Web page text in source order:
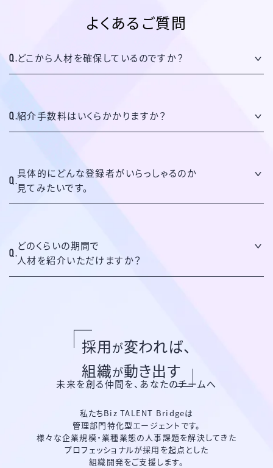
よくあるご質問
どこから人材を確保しているのですか？
紹介手数料はいくらかかりますか？
具体的にどんな登録者がいらっしゃるのか
見てみたいです。
どのくらいの期間で
人材を紹介いただけますか？
採用が変われば、
組織が動き出す
未来を創る仲間を、あなたのチームへ
私たちBiz TALENT Bridgeは
管理部門特化型エージェントです。
様々な企業規模・業種業態の人事課題を解決してきた
プロフェッショナルが採用を起点とした
組織開発をご支援します。